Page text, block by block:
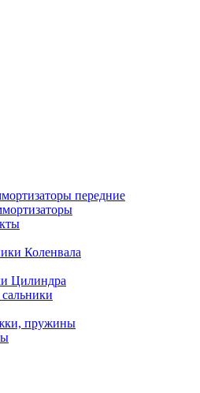
передние
Коленвала
Цилиндра
пружины